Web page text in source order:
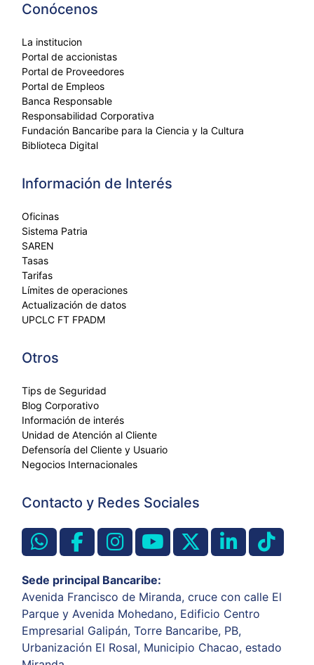
Conócenos
La institucion
Portal de accionistas
Portal de Proveedores
Portal de Empleos
Banca Responsable
Responsabilidad Corporativa
Fundación Bancaribe para la Ciencia y la Cultura
Biblioteca Digital
Información de Interés
Oficinas
Sistema Patria
SAREN
Tasas
Tarifas
Límites de operaciones
Actualización de datos
UPCLC FT FPADM
Otros
Tips de Seguridad
Blog Corporativo
Información de interés
Unidad de Atención al Cliente
Defensoría del Cliente y Usuario
Negocios Internacionales
Contacto y Redes Sociales
Sede principal Bancaribe:
Avenida Francisco de Miranda, cruce con calle El
Parque y Avenida Mohedano, Edificio Centro
Empresarial Galipán, Torre Bancaribe, PB,
Urbanización El Rosal, Municipio Chacao, estado